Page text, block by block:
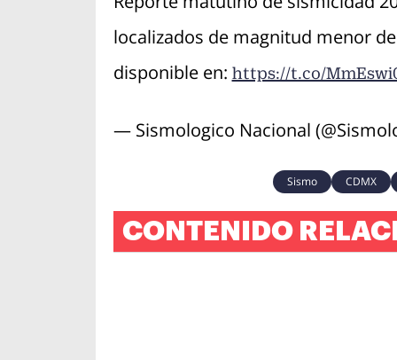
localizados de magnitud menor
disponible en: https://t.co/
— Sismologico Nacional
Sismo CDMX
CONTENIDO